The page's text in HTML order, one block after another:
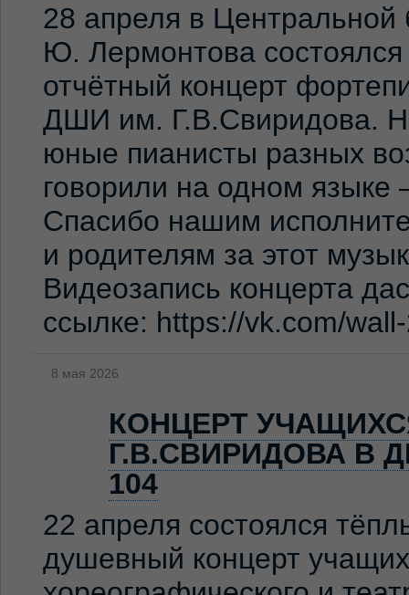
28 апреля в
Ю. Лермонтова состоялся
отчётный концерт
ДШИ им. Г.В.Свиридова.
юные пианисты разных
говорили на одном
Спасибо нашим
и родителям за этот
Видеозапись концерта
ссылке: https://vk.com/
8 мая 2026
КОНЦЕРТ
Г.В.СВИРИДОВА В
104
22 апреля состоялся
душевный концерт